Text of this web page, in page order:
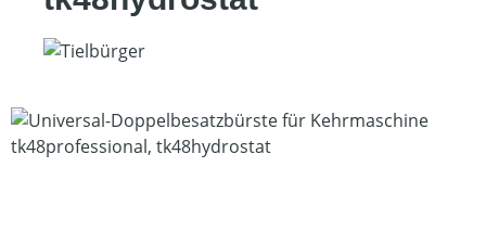
Bildergalerie überspringen